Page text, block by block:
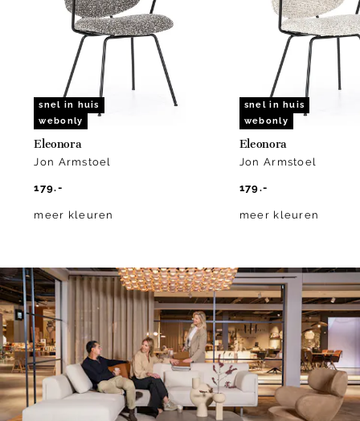
snel in huis
webonly
Eleonora
Jon Armstoel
179.-
meer kleuren
snel in huis
webonly
Eleonora
Jon Armstoel
179.-
meer kleuren